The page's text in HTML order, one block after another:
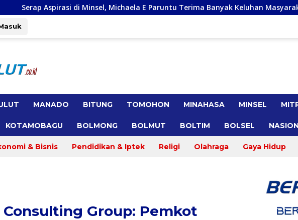
Michaela E Paruntu Terima Banyak Keluhan Masyarakat Gracia
MANADO BITUNG TOMOHON MINAHASA MINSEL
KOTAMOBAGU BOLMONG BOLMUT BOLTIM BOLSEL
& Bisnis Pendidikan & Iptek Religi Olahraga Gaya Hidup
Consulting Group: Pemkot